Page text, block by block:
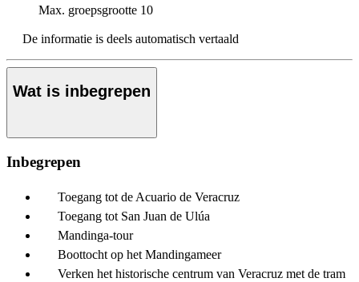
Max. groepsgrootte 10
De informatie is deels automatisch vertaald
Wat is inbegrepen
Inbegrepen
Toegang tot de Acuario de Veracruz
Toegang tot San Juan de Ulúa
Mandinga-tour
Boottocht op het Mandingameer
Verken het historische centrum van Veracruz met de tram